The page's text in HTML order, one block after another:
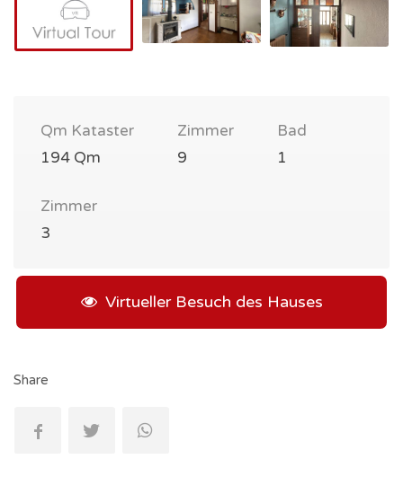
Qm Kataster
194 Qm
Zimmer
9
Bad
1
Zimmer
3
Virtueller Besuch des Hauses
Share